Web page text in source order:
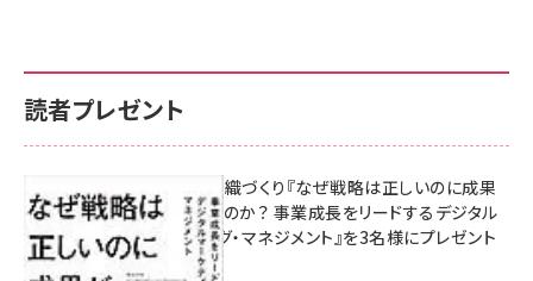
読者プレゼント
成果を生む組織づくり『なぜ戦略は正しいのに成果
があがらないのか？ 事業成長をリードするデジタル
マーケティング・マネジメント』を3名様にプレゼント
8月7日 10:00